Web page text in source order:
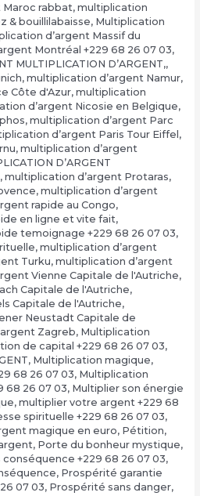
Maroc rabbat, multiplication
& bouillilabaisse, Multiplication
d’argent Massif du
Montréal +229 68 26 07 03,
MULTIPLICATION D’ARGENT,,
, multiplication d’argent Namur,
Côte d'Azur, multiplication
d’argent Nicosie en Belgique,
, multiplication d’argent Parc
d’argent Paris Tour Eiffel,
, multiplication d’argent
D’ARGENT
, multiplication d’argent Protaras,
, multiplication d’argent
rapide au Congo,
en ligne et vite fait,
temoignage +229 68 26 07 03,
, multiplication d’argent
Turku, multiplication d’argent
Vienne Capitale de l'Autriche,
Capitale de l'Autriche,
Capitale de l'Autriche,
Neustadt Capitale de
Zagreb, Multiplication
de capital +229 68 26 07 03,
, Multiplication magique,
68 26 07 03, Multiplication
68 26 07 03, Multiplier son énergie
, multiplier votre argent +229 68
spirituelle +229 68 26 07 03,
magique en euro, Pétition,
, Porte du bonheur mystique,
+229 68 26 07 03,
, Prospérité garantie
07 03, Prospérité sans danger,